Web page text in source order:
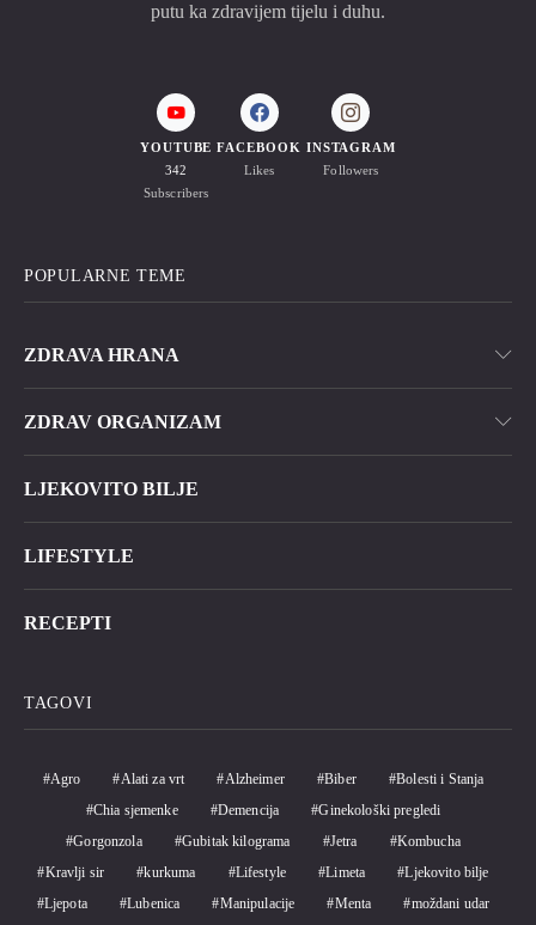
putu ka zdravijem tijelu i duhu.
YOUTUBE
342
Subscribers
FACEBOOK
Likes
INSTAGRAM
Followers
POPULARNE TEME
ZDRAVA HRANA
ZDRAV ORGANIZAM
LJEKOVITO BILJE
LIFESTYLE
RECEPTI
TAGOVI
Agro Alati za vrt Alzheimer Biber
Bolesti i Stanja
Chia sjemenke
Demencija
Ginekološki pregledi
Gorgonzola
Gubitak kilograma Jetra
Kombucha
Kravlji sir
kurkuma Lifestyle Limeta
Ljekovito bilje
Ljepota
Lubenica Manipulacije Menta
moždani udar